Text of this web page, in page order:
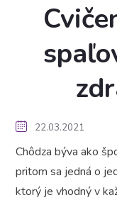
22.03.2021
Chôdza býva ako
pritom sa jedná o
ktorý je vhodný v